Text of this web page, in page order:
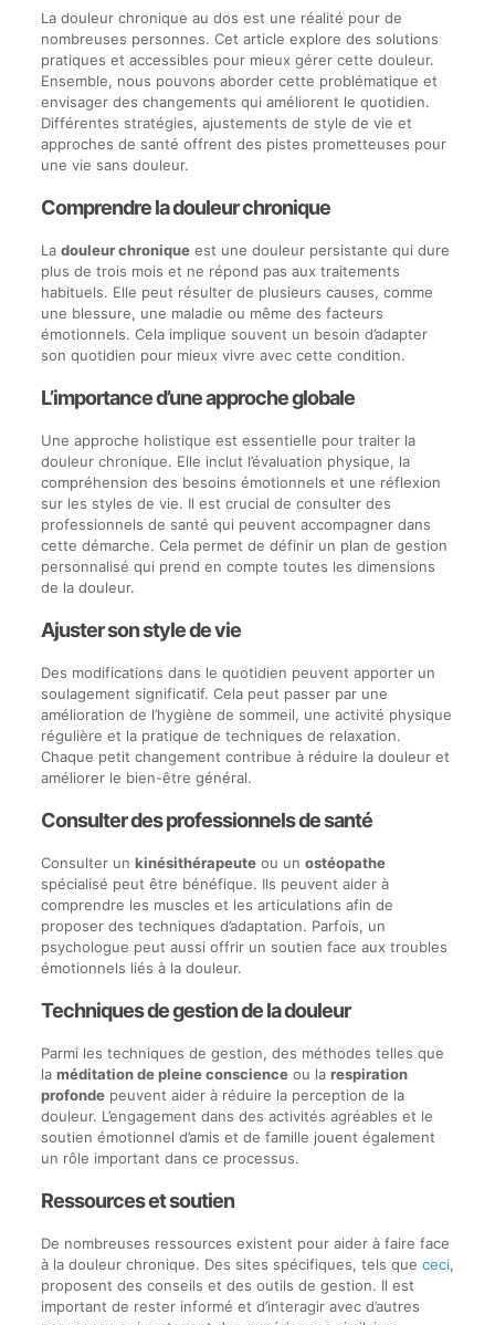
La douleur chronique au dos est une réalité pour de
nombreuses personnes. Cet article explore des solutions
pratiques et accessibles pour mieux gérer cette douleur.
Ensemble, nous pouvons aborder cette problématique et
envisager des changements qui améliorent le quotidien.
Différentes stratégies, ajustements de style de vie et
approches de santé offrent des pistes prometteuses pour
une vie sans douleur.
Comprendre la douleur chronique
La douleur chroniqueest une douleur persistante qui dure
plus de trois mois et ne répond pas aux traitements
habituels. Elle peut résulter de plusieurs causes, comme
une blessure, une maladie ou même des facteurs
émotionnels. Cela implique souvent un besoin d’adapter
son quotidien pour mieux vivre avec cette condition.
L’importance d’une approche globale
Une approche holistique est essentielle pour traiter la
douleur chronique. Elle inclut l’évaluation physique, la
compréhension des besoins émotionnels et une réflexion
sur les styles de vie. Il est crucial de consulter des
professionnels de santé qui peuvent accompagner dans
cette démarche. Cela permet de définir un plan de gestion
personnalisé qui prend en compte toutes les dimensions
de la douleur.
Ajuster son style de vie
Des modifications dans le quotidien peuvent apporter un
soulagement significatif. Cela peut passer par une
amélioration de l’hygiène de sommeil, une activité physique
régulière et la pratique de techniques de relaxation.
Chaque petit changement contribue à réduire la douleur et
améliorer le bien-être général.
Consulter des professionnels de santé
Consulter un kinésithérapeuteou un ostéopathe
spécialisé peut être bénéfique. Ils peuvent aider à
comprendre les muscles et les articulations afin de
proposer des techniques d’adaptation. Parfois, un
psychologue peut aussi offrir un soutien face aux troubles
émotionnels liés à la douleur.
Techniques de gestion de la douleur
Parmi les techniques de gestion, des méthodes telles que
la méditation de pleine conscienceou la respiration
profondepeuvent aider à réduire la perception de la
douleur. L’engagement dans des activités agréables et le
soutien émotionnel d’amis et de famille jouent également
un rôle important dans ce processus.
Ressources et soutien
De nombreuses ressources existent pour aider à faire face
à la douleur chronique. Des sites spécifiques, tels que ceci,
proposent des conseils et des outils de gestion. Il est
important de rester informé et d’interagir avec d’autres